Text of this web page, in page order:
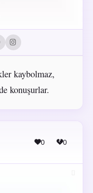
kaybolmaz,
konuşurlar.
0 0